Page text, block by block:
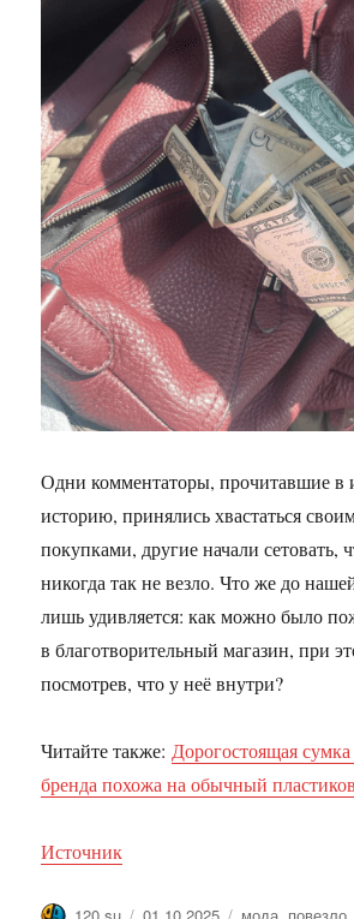
Одни комментаторы, прочитавшие в
историю, принялись хвастаться
покупками, другие начали сетовать,
никогда так не везло. Что же до
лишь удивляется: как можно было
в благотворительный магазин, при
посмотрев, что у неё внутри?
Читайте также:Дорогостоящая
бренда похожа на обычный
Источник
Автор ОпубликованоМетки